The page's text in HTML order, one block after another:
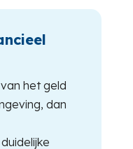
het geld
dan